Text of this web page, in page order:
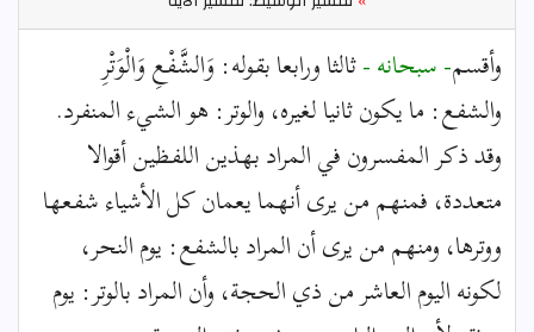
وأقسم- سبحانه -ثالثا ورابعا بقوله: وَالشَّفْعِ وَالْوَتْرِ
والشفع: ما يكون ثانيا لغيره، والوتر: هو الشيء المنفرد.
وقد ذكر المفسرون في المراد بهذين اللفظين أقوالا
متعددة، فمنهم من يرى أنهما يعمان كل الأشياء شفعها
ووترها، ومنهم من يرى أن المراد بالشفع: يوم النحر،
لكونه اليوم العاشر من ذي الحجة، وأن المراد بالوتر: يوم